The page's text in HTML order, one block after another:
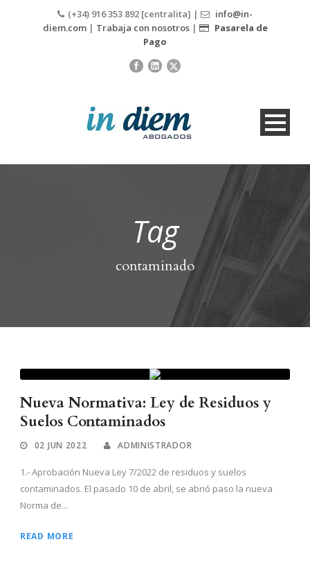
(+34) 916 353 892 [centralita] |
info@in-
diem.com| Trabaja con nosotros|
Pasarela de
Pago
Tag
contaminado
Nueva Normativa: Ley de Residuos y
Suelos Contaminados
02 JUN 2022 ADMINISTRADOR
1.- Aprobación Nueva Ley 7/2022 de residuos y suelos
contaminados. El pasado 10 de abril, se abrió paso la nueva
Norma de...
READ MORE